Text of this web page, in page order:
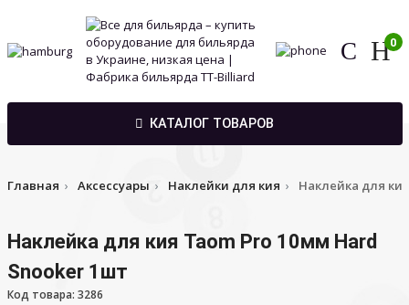
0
КАТАЛОГ ТОВАРОВ
Главная Аксессуары Наклейки для кия Наклейка для
Наклейка для кия Taom Pro 10мм Hard
Snooker 1шт
Код товара: 3286